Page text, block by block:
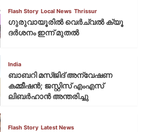
Flash Story Local News Thrissur
ഗുരുവായൂരില്‍ വെര്‍ച്വല്‍ ക്യൂ
ദര്‍ശനം ഇന്ന് മുതല്‍
India
ബാബറി മസ്ജിദ് അന്വേഷണ
കമ്മീഷന്‍; ജസ്റ്റിസ് എംഎസ്
ലിബര്‍ഹാന്‍ അന്തരിച്ചു
Flash Story Latest News